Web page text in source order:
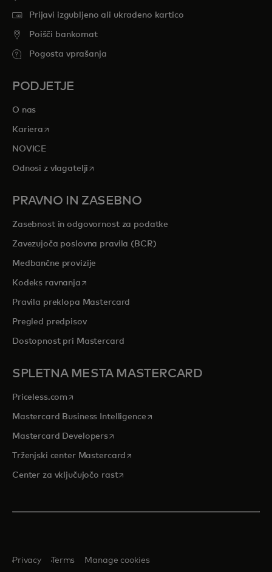
Prijavi izgubljeno ali ukradeno kartico
Poišči bankomat
Pogosta vprašanja
PODJETJE
O nas
Kariera opens in a new tab
NOVICE
Odnosi z vlagatelji opens in a new tab
PRAVNO IN ZASEBNO
Zasebnost in odgovornost za podatke
Zavezujoča poslovna pravila (BCR)
Medbančne provizije
Kodeks ravnanjaopens in a new tab
Pravila preklopa Mastercard
Pregled predpisov
Dostopnost pri Mastercard
SPLETNA MESTA MASTERCARD
Priceless.com opens in a new tab
Mastercard Business Intelligenceopens in a new tab
Mastercard Developersopens in a new tab
Trženjski center Mastercard opens in a new tab
Center za vključujočo rastopens in a new tab
Privacy Terms Manage cookies